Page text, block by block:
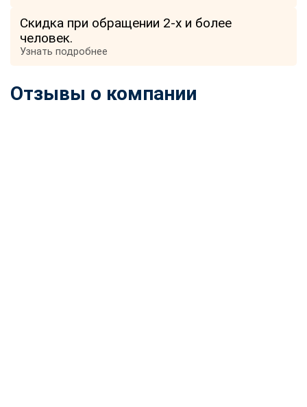
Скидка при обращении 2-х и более
человек.
Узнать подробнее
Отзывы о компании